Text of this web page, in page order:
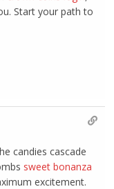
Start your path to
candies cascade
sweet bonanza
excitement.